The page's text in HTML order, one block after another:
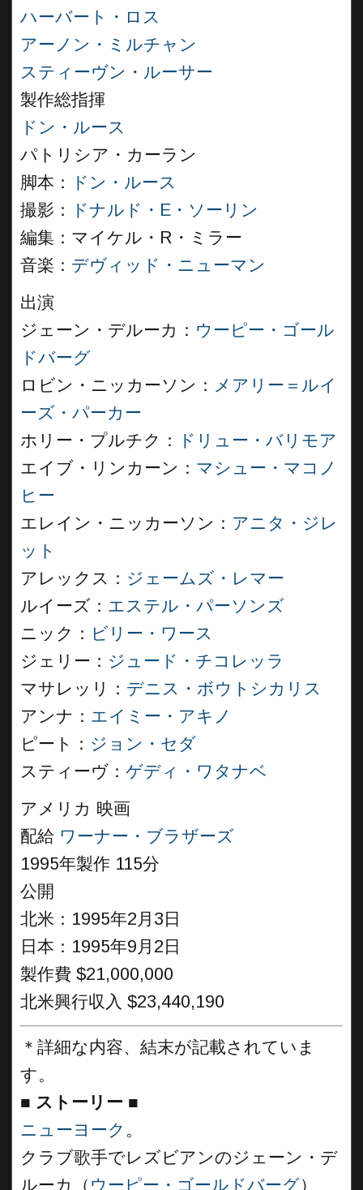
ハーバート・ロス
アーノン・ミルチャン
スティーヴン・ルーサー
製作総指揮
ドン・ルース
パトリシア・カーラン
脚本：
ドン・ルース
撮影：
ドナルド・E・ソーリン
編集：マイケル・R・ミラー
音楽： デヴィッド・ニューマン
出演
ジェーン・デルーカ： ウーピー・ゴール
ドバーグ
ロビン・ニッカーソン： メアリー＝ルイ
ーズ・パーカー
ホリー・プルチク：
ドリュー・バリモア
エイブ・リンカーン： マシュー・マコノ
ヒー
エレイン・ニッカーソン： アニタ・ジレ
ット
アレックス： ジェームズ・レマー
ルイーズ： エステル・パーソンズ
ニック： ビリー・ワース
ジェリー： ジュード・チコレッラ
マサレッリ： デニス・ボウトシカリス
アンナ： エイミー・アキノ
ピート： ジョン・セダ
スティーヴ： ゲディ・ワタナベ
アメリカ 映画
配給 ワーナー・ブラザーズ
1995年製作 115分
公開
北米：1995年2月3日
日本：1995年9月2日
製作費 $21,000,000
北米興行収入 $23,440,190
＊詳細な内容、結末が記載されていま
す。
■ ストーリー ■
ニューヨーク 。
クラブ歌手でレズビアンのジェーン・デ
ルーカ（ ウーピー・ゴールドバーグ）